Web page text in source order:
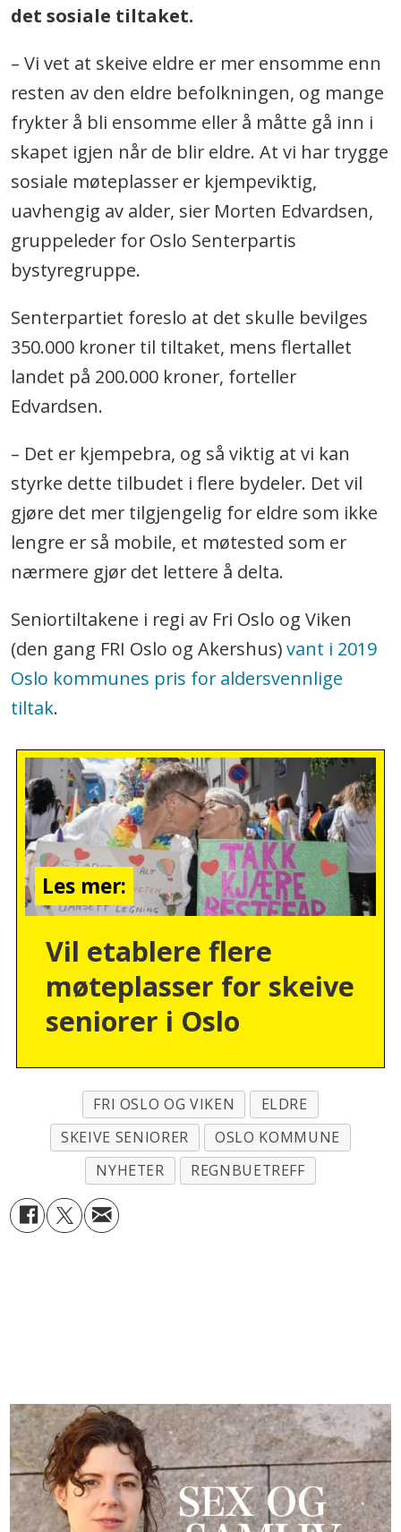
det sosiale tiltaket.
– Vi vet at skeive eldre er mer ensomme enn
resten av den eldre befolkningen, og mange
frykter å bli ensomme eller å måtte gå inn i
skapet igjen når de blir eldre. At vi har trygge
sosiale møteplasser er kjempeviktig,
uavhengig av alder, sier Morten Edvardsen,
gruppeleder for Oslo Senterpartis
bystyregruppe.
Senterpartiet foreslo at det skulle bevilges
350.000 kroner til tiltaket, mens flertallet
landet på 200.000 kroner, forteller
Edvardsen.
– Det er kjempebra, og så viktig at vi kan
styrke dette tilbudet i flere bydeler. Det vil
gjøre det mer tilgjengelig for eldre som ikke
lengre er så mobile, et møtested som er
nærmere gjør det lettere å delta.
Seniortiltakene i regi av Fri Oslo og Viken
(den gang FRI Oslo og Akershus)vant i 2019
Oslo kommunes pris for aldersvennlige
tiltak.
Les mer:
Vil etablere flere
møteplasser for skeive
seniorer i Oslo
FRI OSLO OG VIKEN
ELDRE
SKEIVE SENIORER
OSLO KOMMUNE
NYHETER
REGNBUETREFF